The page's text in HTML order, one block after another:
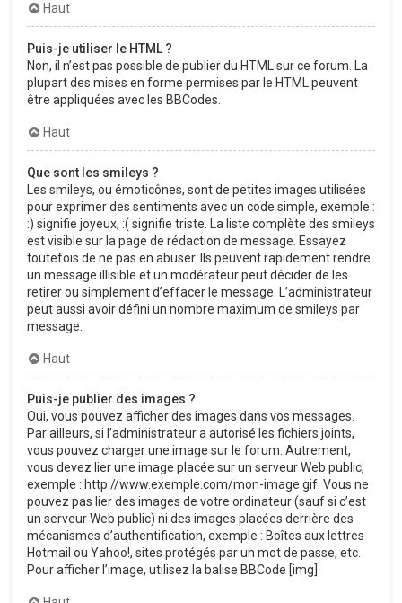
Haut
Puis-je utiliser le HTML ?
Non, il n’est pas possible de publier du HTML sur ce forum. La
plupart des mises en forme permises par le HTML peuvent
être appliquées avec les BBCodes.
Haut
Que sont les smileys ?
Les smileys, ou émoticônes, sont de petites images utilisées
pour exprimer des sentiments avec un code simple, exemple :
:) signifie joyeux, :( signifie triste. La liste complète des smileys
est visible sur la page de rédaction de message. Essayez
toutefois de ne pas en abuser. Ils peuvent rapidement rendre
un message illisible et un modérateur peut décider de les
retirer ou simplement d’effacer le message. L’administrateur
peut aussi avoir défini un nombre maximum de smileys par
message.
Haut
Puis-je publier des images ?
Oui, vous pouvez afficher des images dans vos messages.
Par ailleurs, si l’administrateur a autorisé les fichiers joints,
vous pouvez charger une image sur le forum. Autrement,
vous devez lier une image placée sur un serveur Web public,
exemple : http://www.exemple.com/mon-image.gif. Vous ne
pouvez pas lier des images de votre ordinateur (sauf si c’est
un serveur Web public) ni des images placées derrière des
mécanismes d’authentification, exemple : Boîtes aux lettres
Hotmail ou Yahoo!, sites protégés par un mot de passe, etc.
Pour afficher l’image, utilisez la balise BBCode [img].